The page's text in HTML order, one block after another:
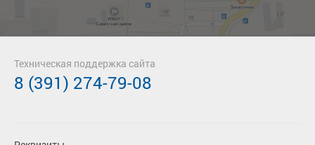
Техническая поддержка сайта
8 (391) 274-79-08